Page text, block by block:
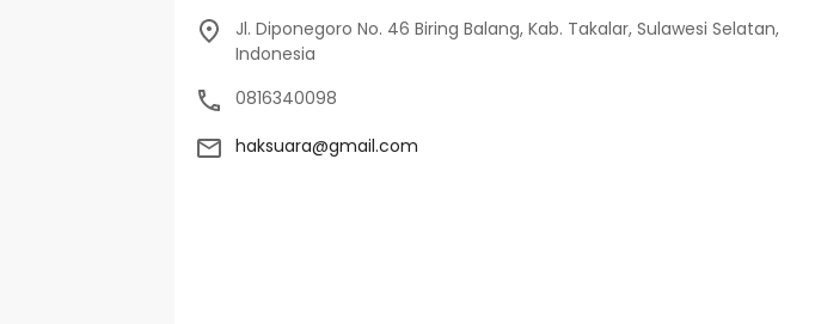
Jl. Diponegoro No. 46 Biring Balang, Kab. Takalar, Sulawesi Selatan,
Indonesia
0816340098
haksuara@gmail.com